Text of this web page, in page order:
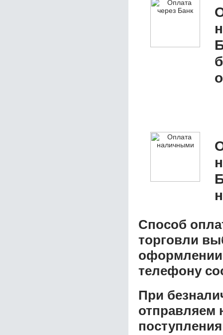
Способ
торговли
оформлении
телефону
При
отправляем